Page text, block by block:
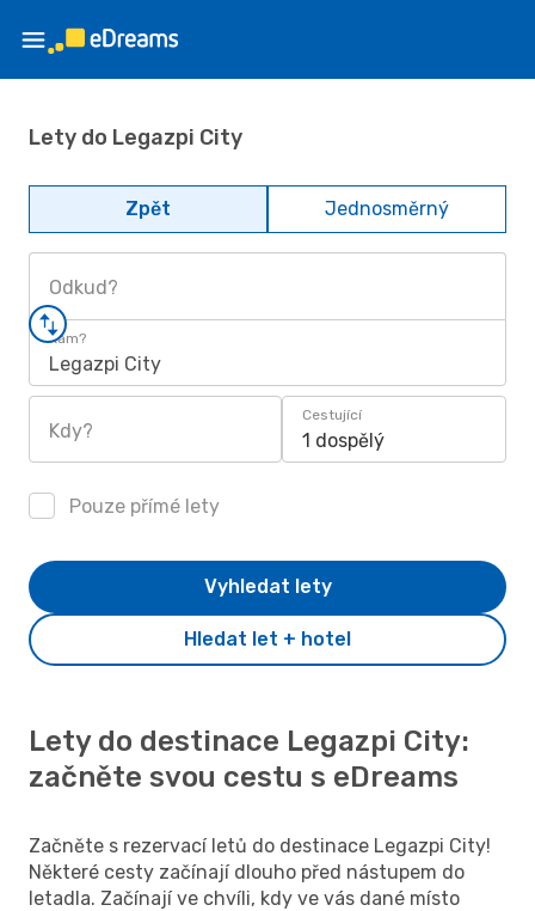
Lety do Legazpi City
Zpět Jednosměrný
Odkud?
Kam?
Legazpi City
Kdy?
Cestující
1 dospělý
Pouze přímé lety
Hledat let + hotel
Vyhledat lety
Lety do destinace Legazpi City:
začněte svou cestu s eDreams
Začněte s rezervací letů do destinace Legazpi City!
Některé cesty začínají dlouho před nástupem do
letadla. Začínají ve chvíli, kdy ve vás dané místo